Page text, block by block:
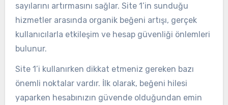
sayılarını artırmasını sağlar. Site 1’in sunduğu
hizmetler arasında organik beğeni artışı, gerçek
kullanıcılarla etkileşim ve hesap güvenliği önlemleri
bulunur.
Site 1’i kullanırken dikkat etmeniz gereken bazı
önemli noktalar vardır. İlk olarak, beğeni hilesi
yaparken hesabınızın güvende olduğundan emin